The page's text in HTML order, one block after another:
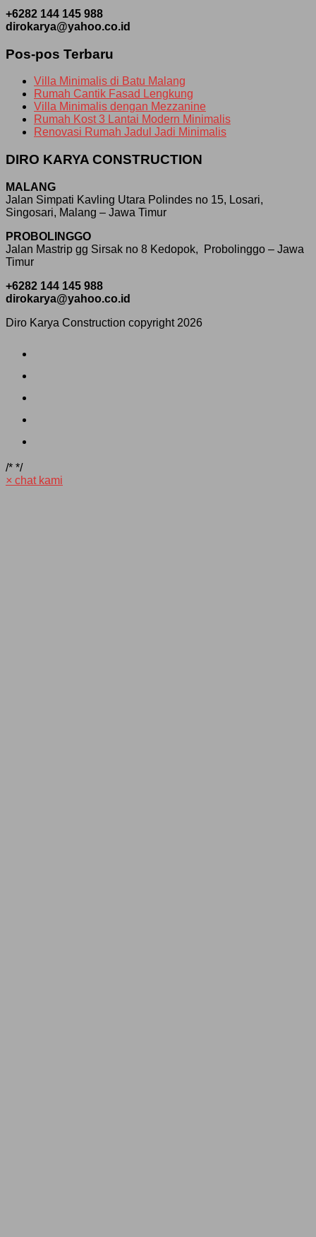
+6282 144 145 988
dirokarya@yahoo.co.id
Pos-pos Terbaru
Villa Minimalis di Batu Malang
Rumah Cantik Fasad Lengkung
Villa Minimalis dengan Mezzanine
Rumah Kost 3 Lantai Modern Minimalis
Renovasi Rumah Jadul Jadi Minimalis
DIRO KARYA CONSTRUCTION
MALANG
Jalan Simpati Kavling Utara Polindes no 15, Losari,
Singosari, Malang – Jawa Timur
PROBOLINGGO
Jalan Mastrip gg Sirsak no 8 Kedopok, Probolinggo – Jawa
Timur
+6282 144 145 988
dirokarya@yahoo.co.id
Diro Karya Construction copyright 2026
/* */
× chat kami